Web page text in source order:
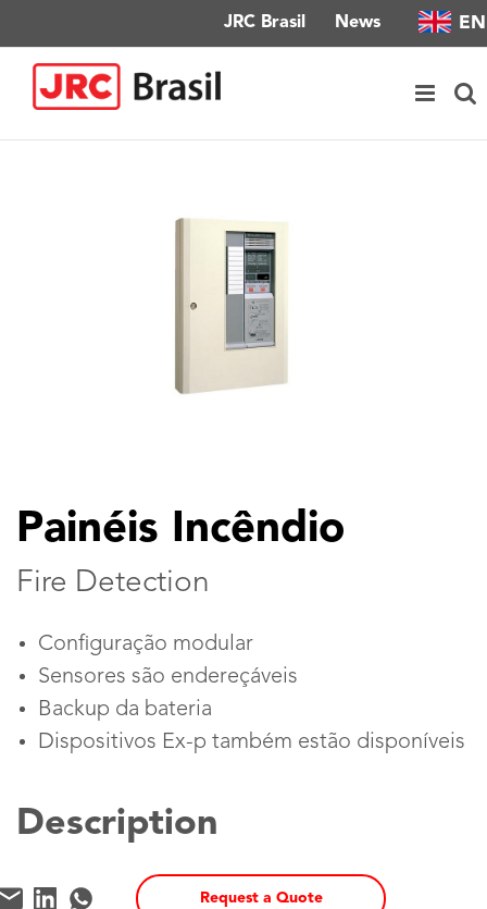
content
JRC Brasil News EN
Painéis Incêndio
Fire Detection
Configuração modular
Sensores são endereçáveis
Backup da bateria
Dispositivos Ex-p também estão disponíveis
Description
Request a Quote